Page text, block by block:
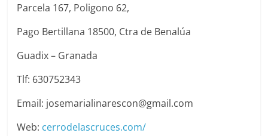
Parcela 167, Poligono 62,
Pago Bertillana 18500, Ctra de Benalúa
Guadix – Granada
Tlf: 630752343
Email: josemarialinarescon@gmail.com
Web: cerrodelascruces.com/